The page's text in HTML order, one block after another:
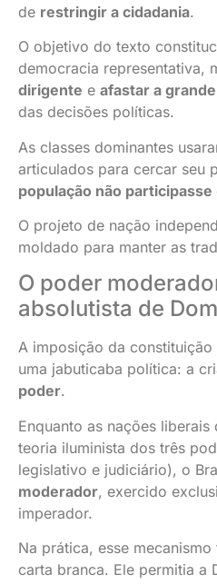
de restringir a cidadania.
O objetivo do texto
democracia representativa,
dirigente e afastar a
das decisões políticas.
As classes dominantes
articulados para cercar seu
população não participasse
O projeto de nação
moldado para manter as
O poder
absolutista de
A imposição da
uma jabuticaba política: a
poder.
Enquanto as nações
teoria iluminista dos três
legislativo e judiciário), o
moderador, exercido
imperador.
Na prática, esse
carta branca. Ele permitia a